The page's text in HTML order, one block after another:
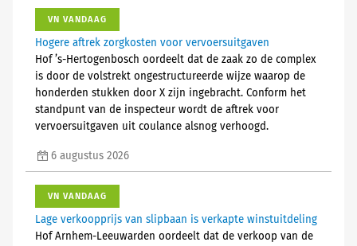
VN VANDAAG
Hogere aftrek zorgkosten voor vervoersuitgaven
Hof ’s-Hertogenbosch oordeelt dat de zaak zo de complex
is door de volstrekt ongestructureerde wijze waarop de
honderden stukken door X zijn ingebracht. Conform het
standpunt van de inspecteur wordt de aftrek voor
vervoersuitgaven uit coulance alsnog verhoogd.
6 augustus 2026
VN VANDAAG
Lage verkoopprijs van slipbaan is verkapte winstuitdeling
Hof Arnhem-Leeuwarden oordeelt dat de verkoop van de